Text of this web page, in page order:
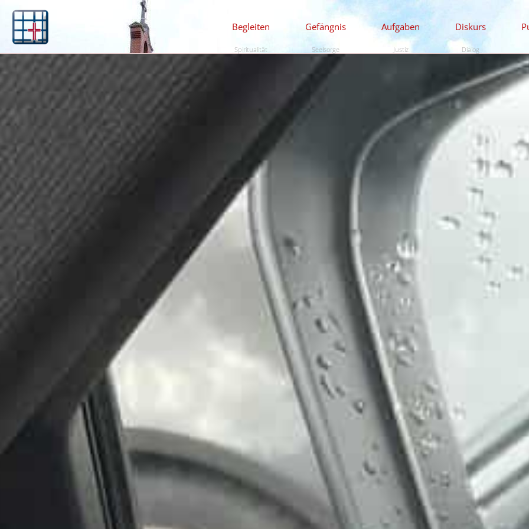
Begleiten
Spiritualität
Gefängnis
Seelsorge
Aufgaben
Justiz
Diskurs
Dialog